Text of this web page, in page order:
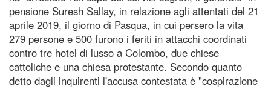
pensione Suresh Sallay, in relazione agli attentati del 21
aprile 2019, il giorno di Pasqua, in cui persero la vita
279 persone e 500 furono i feriti in attacchi coordinati
contro tre hotel di lusso a Colombo, due chiese
cattoliche e una chiesa protestante. Secondo quanto
detto dagli inquirenti l'accusa contestata è "cospirazione